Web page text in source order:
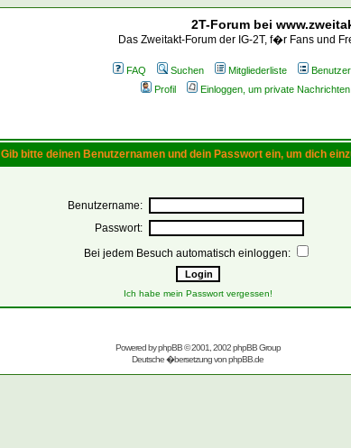
2T-Forum bei
Das Zweitakt-Forum der IG-2T, f�r Fans und
FAQ Suchen Mitgliederliste
Profil
Einloggen, um private
Gib bitte deinen Benutzernamen und dein Passwort ein, um dich
Benutzername:
Passwort:
Bei jedem Besuch automatisch einloggen:
Ich habe mein Passwort vergessen!
Powered byphpBB© 2001, 2002 phpBB Group
Deutsche �bersetzung vonphpBB.de